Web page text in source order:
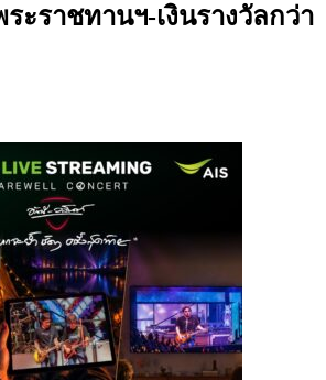
ะราชทานฯ-เงินรางวัลกว่า